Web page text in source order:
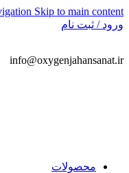
Skip to main content
ورود / ثبت نام
info@oxygenjahansanat.ir
محصولات